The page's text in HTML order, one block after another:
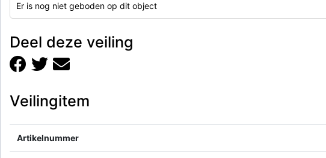
Er is nog niet geboden op dit object
Deel deze veiling
Veilingitem
Artikelnummer